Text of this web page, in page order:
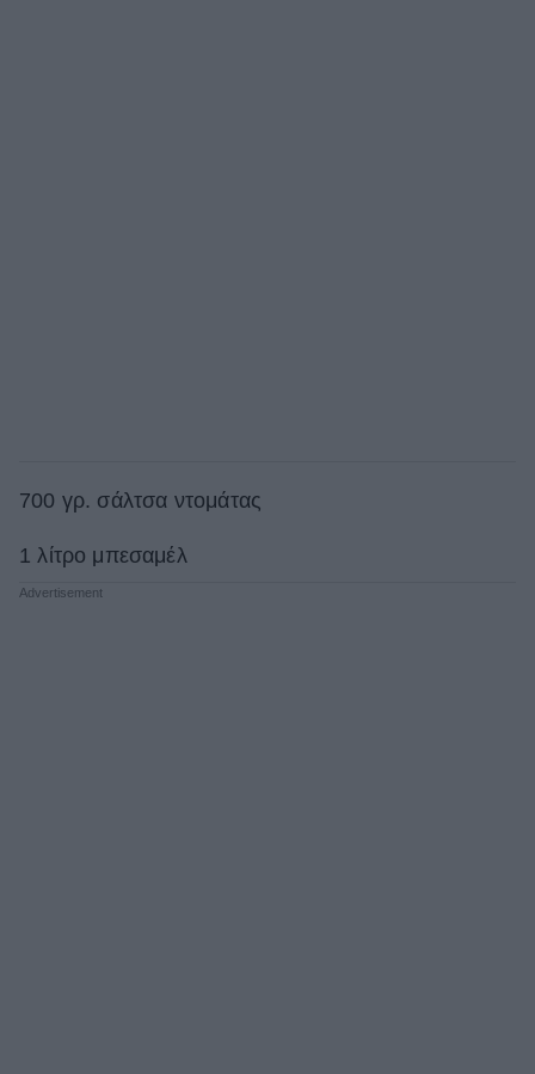
700 γρ. σάλτσα ντομάτας
1 λίτρο μπεσαμέλ